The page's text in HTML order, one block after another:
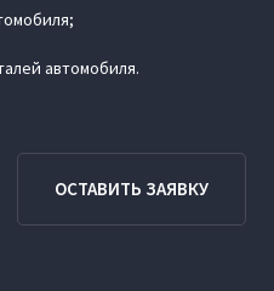
автомобиля.
ОСТАВИТЬ ЗАЯВКУ